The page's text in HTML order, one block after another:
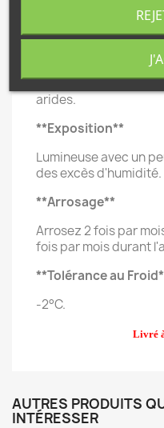
Croissance lente à
Namibie, Afrique du
arides.
**Exposition**
Lumineuse avec un
des excès d'humidité.
**Arrosage**
Arrosez 2 fois par
fois par mois durant
**Tolérance au
-2°C.
Livré
AUTRES PRODUITS
INTÉRESSER